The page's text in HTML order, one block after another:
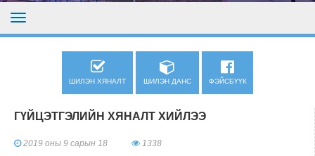
ШИЛЭН ХЯНАЛТ ШИЛЭН ДАНС ФЭЙСБҮҮК
ГҮЙЦЭТГЭЛИЙН ХЯНАЛТ ХИЙЛЭЭ
2019 оны 9 сарын 18 1338